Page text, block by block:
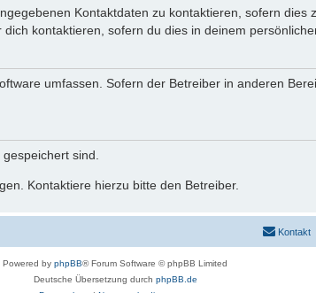
Kontaktdaten zu kontaktieren, sofern
kontaktieren, sofern du dies in deinem
umfassen. Sofern der Betreiber in anderen
sind.
Kontaktiere hierzu bitte den Betreiber.
Kontakt
Powered by phpBB® Forum Software © phpBB Limited
Deutsche Übersetzung durch phpBB.de